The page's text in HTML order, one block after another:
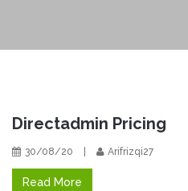
Directadmin Pricing
30/08/20 Arifrizqi27
Read More